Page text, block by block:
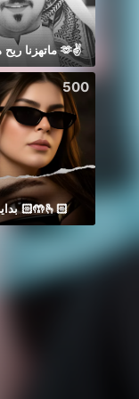
ماتهزنا ريح هذا الصحيح 🫶✌️
500
بدايه خير يارب 🤲🏻🫰🏻